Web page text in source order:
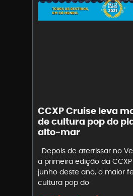
CCXP Cruise leva
de cultura pop do
alto-mar
Depois de aterrissar no
a primeira edição da
junho deste ano, o maior
cultura pop do